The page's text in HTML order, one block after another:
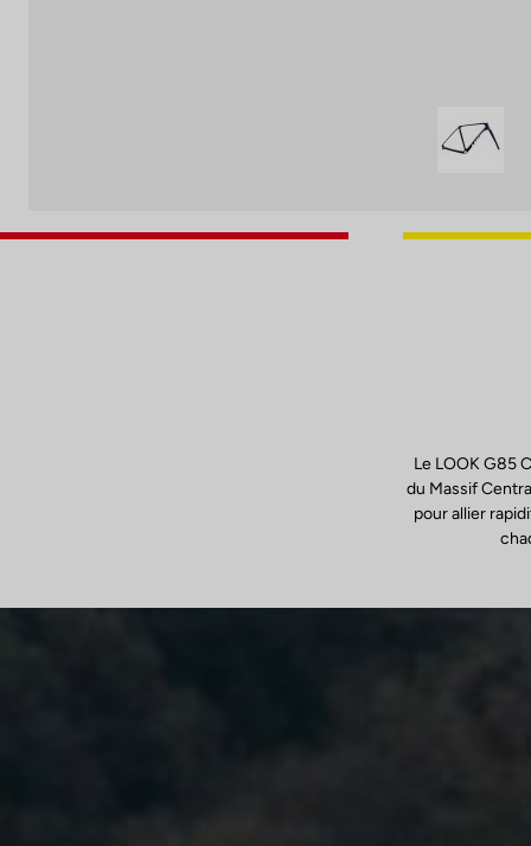
Le LOOK G85
du Massif
pour allier